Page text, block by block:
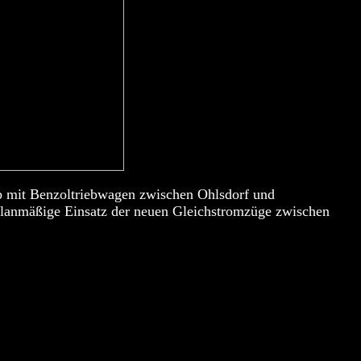
Benzoltriebwagen zwischen Ohlsdorf und
Einsatz der neuen Gleichstromzüge zwischen